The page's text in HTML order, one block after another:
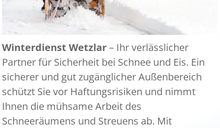
Winterdienst Wetzlar– Ihr verlässlicher
Partner für Sicherheit bei Schnee und Eis. Ein
sicherer und gut zugänglicher Außenbereich
schützt Sie vor Haftungsrisiken und nimmt
Ihnen die mühsame Arbeit des
Schneeräumens und Streuens ab. Mit